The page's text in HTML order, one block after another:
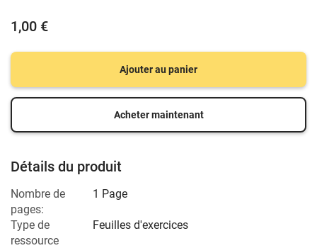
1,00 €
Ajouter au panier
Acheter maintenant
Détails du produit
Nombre de
pages:
1 Page
Type de
ressource
Feuilles d'exercices